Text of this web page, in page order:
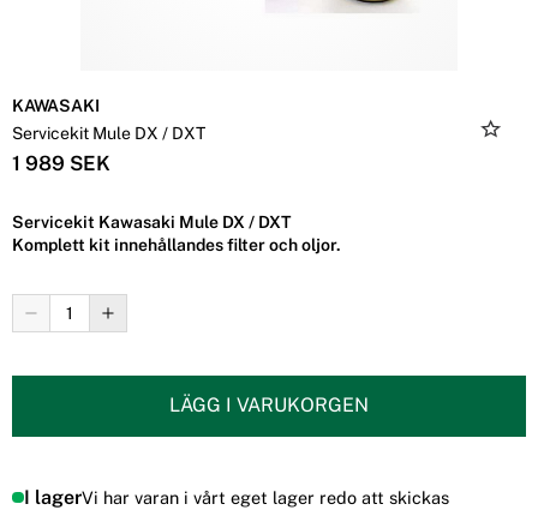
KAWASAKI
Servicekit Mule DX / DXT
1 989 SEK
Servicekit Kawasaki Mule DX / DXT
Komplett kit innehållandes filter och oljor.
LÄGG I VARUKORGEN
I lagerVi har varan i vårt eget lager redo att skickas